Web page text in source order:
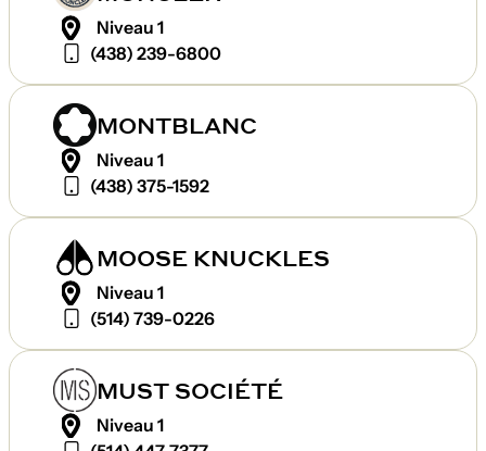
Niveau 1
(438) 239-6800
MONTBLANC
Niveau 1
(438) 375-1592
MOOSE KNUCKLES
Niveau 1
(514) 739-0226
MUST SOCIÉTÉ
Niveau 1